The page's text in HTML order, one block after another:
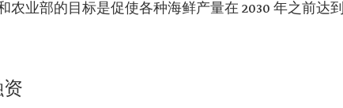
农业部的目标是促使各种海鲜产量在 2030 年之前达